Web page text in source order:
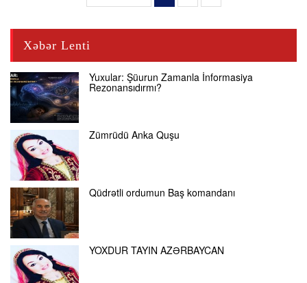
Xəbər Lenti
Yuxular: Şüurun Zamanla İnformasiya
Rezonansıdırmı?
Zümrüdü Anka Quşu
Qüdrətli ordumun Baş komandanı
YOXDUR TAYIN AZƏRBAYCAN